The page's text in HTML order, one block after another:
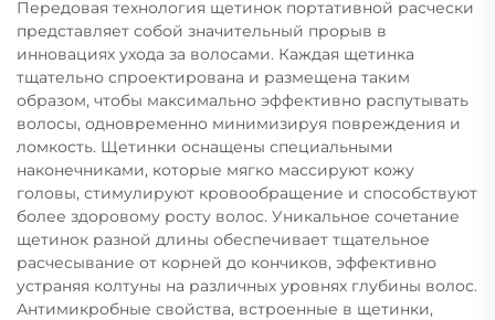
Передовая технология щетинок портативной расчески
представляет собой значительный прорыв в
инновациях ухода за волосами. Каждая щетинка
тщательно спроектирована и размещена таким
образом, чтобы максимально эффективно распутывать
волосы, одновременно минимизируя повреждения и
ломкость. Щетинки оснащены специальными
наконечниками, которые мягко массируют кожу
головы, стимулируют кровообращение и способствуют
более здоровому росту волос. Уникальное сочетание
щетинок разной длины обеспечивает тщательное
расчесывание от корней до кончиков, эффективно
устраняя колтуны на различных уровнях глубины волос.
Антимикробные свойства, встроенные в щетинки,